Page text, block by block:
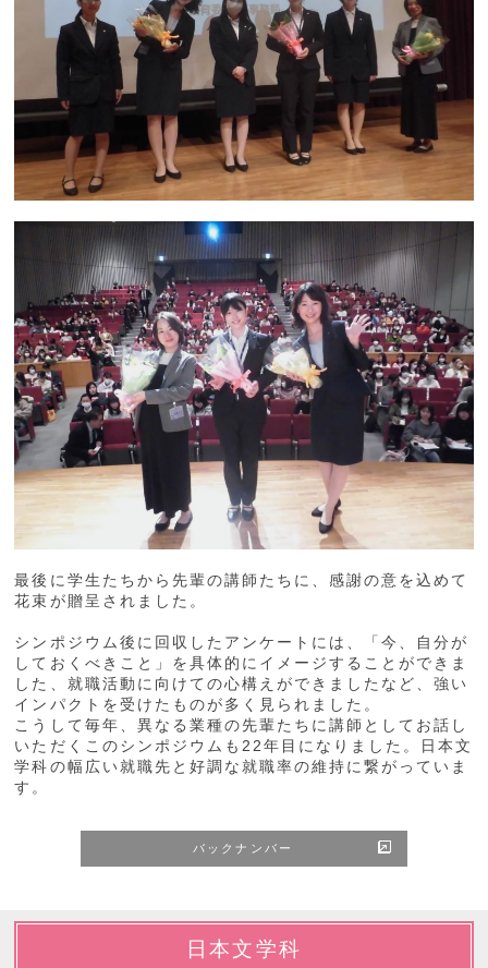
最後に学生たちから先輩の講師たちに、感謝の意を込めて
花束が贈呈されました。
シンポジウム後に回収したアンケートには、「今、自分が
しておくべきこと」を具体的にイメージすることができま
した、就職活動に向けての心構えができましたなど、強い
インパクトを受けたものが多く見られました。
こうして毎年、異なる業種の先輩たちに講師としてお話し
いただくこのシンポジウムも22年目になりました。日本文
学科の幅広い就職先と好調な就職率の維持に繋がっていま
す。
バックナンバー
日本文学科